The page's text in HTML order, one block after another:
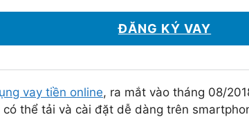
ĐĂNG KÝ VAY
vay tiền online, ra mắt vào tháng 08/
thể tải và cài đặt dễ dàng trên